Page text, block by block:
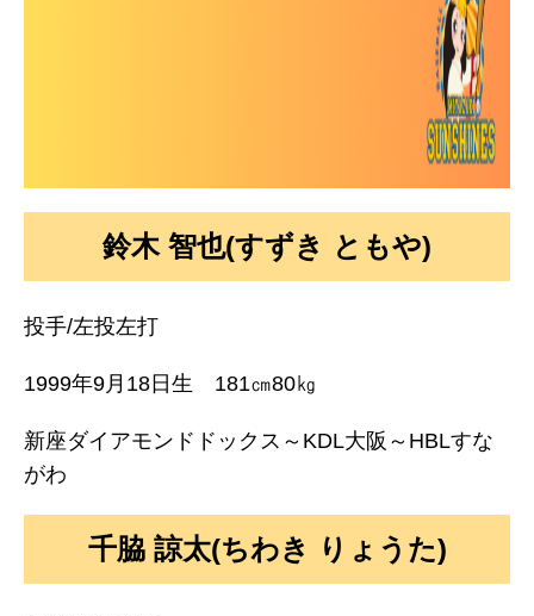
鈴木 智也(すずき ともや)
投手/左投左打
1999年9月18日生 181㎝80㎏
新座ダイアモンドドックス～KDL大阪～HBLすな
がわ
千脇 諒太(ちわき りょうた)